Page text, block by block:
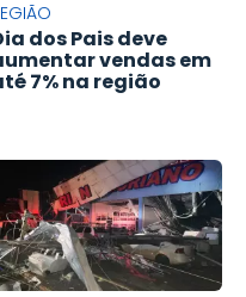
dos Pais deve
vendas em
7% na região